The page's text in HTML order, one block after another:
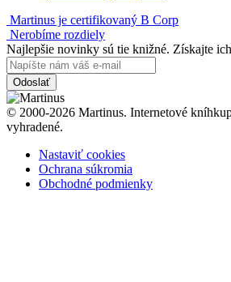
Martinus je certifikovaný B Corp
Nerobíme rozdiely
Najlepšie novinky sú tie knižné. Získajte
Odoslať
© 2000-2026 Martinus. Internetové
vyhradené.
Nastaviť cookies
Ochrana súkromia
Obchodné podmienky